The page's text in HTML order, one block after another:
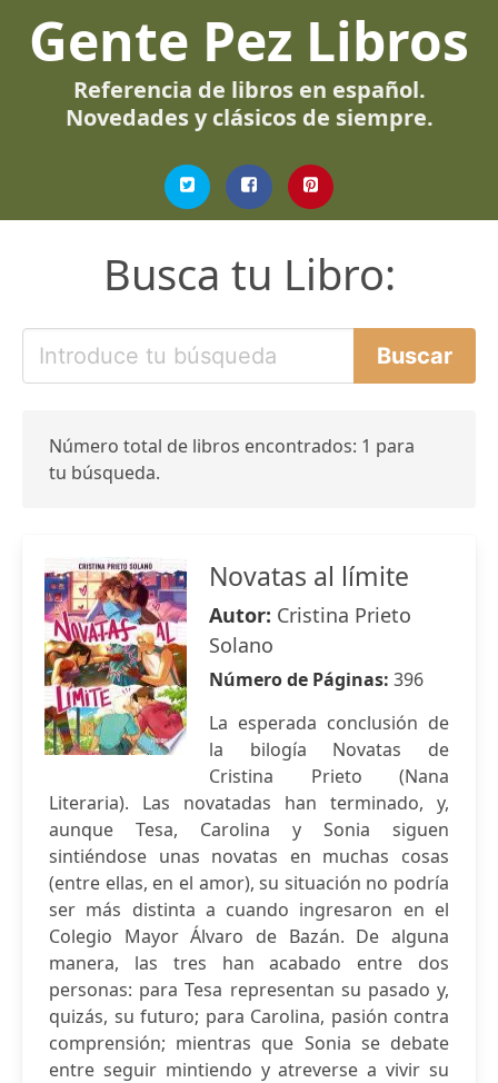
Gente Pez Libros
Referencia de libros en español.
Novedades y clásicos de siempre.
Busca tu Libro:
Número total de libros encontrados: 1 para
tu búsqueda.
Novatas al límite
Autor: Cristina Prieto
Solano
Número de Páginas: 396
La esperada conclusión de
la bilogía Novatas de
Cristina Prieto (Nana
Literaria). Las novatadas han terminado, y,
aunque Tesa, Carolina y Sonia siguen
sintiéndose unas novatas en muchas cosas
(entre ellas, en el amor), su situación no podría
ser más distinta a cuando ingresaron en el
Colegio Mayor Álvaro de Bazán. De alguna
manera, las tres han acabado entre dos
personas: para Tesa representan su pasado y,
quizás, su futuro; para Carolina, pasión contra
comprensión; mientras que Sonia se debate
entre seguir mintiendo y atreverse a vivir su